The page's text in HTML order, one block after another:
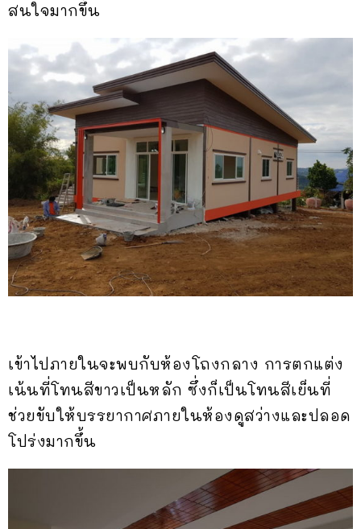
สนใจมากขึ้น
เข้าไปภายในจะพบกับห้องโถงกลาง การตกแต่ง
เน้นที่โทนสีขาวเป็นหลัก ซึ่งก็เป็นโทนสีเย็นที่
ช่วยขับให้บรรยากาศภายในห้องดูสว่างและปลอด
โปร่งมากขึ้น